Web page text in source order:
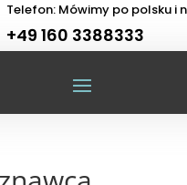
Telefon: Mówimy po polsku i
+49 160 3388333